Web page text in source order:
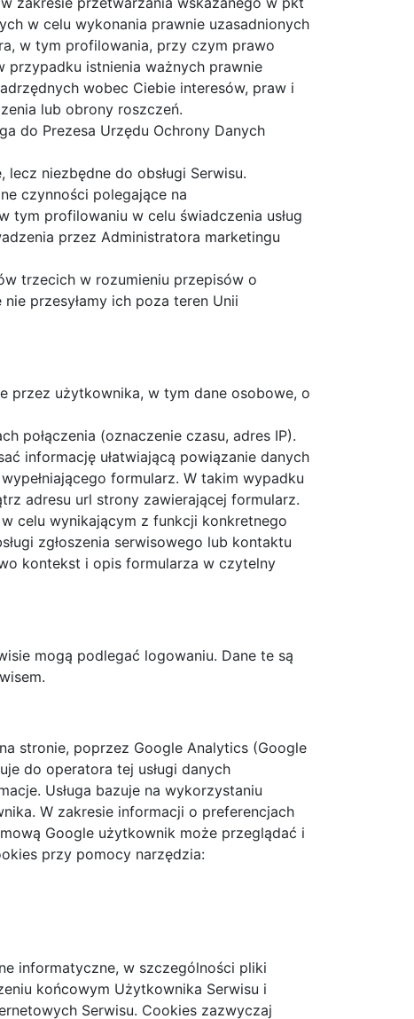
w celu wykonania prawnie uzasadnionych
w tym profilowania, przy czym prawo
przypadku istnienia ważnych prawnie
wobec Ciebie interesów, praw i
lub obrony roszczeń.
do Prezesa Urzędu Ochrony Danych
niezbędne do obsługi Serwisu.
czynności polegające na
tym profilowaniu w celu świadczenia usług
przez Administratora marketingu
trzecich w rozumieniu przepisów o
przesyłamy ich poza teren Unii
przez użytkownika, w tym dane osobowe, o
połączenia (oznaczenie czasu, adres IP).
informację ułatwiającą powiązanie danych
formularz. W takim wypadku
adresu url strony zawierającej formularz.
celu wynikającym z funkcji konkretnego
zgłoszenia serwisowego lub kontaktu
kontekst i opis formularza w czytelny
mogą podlegać logowaniu. Dane te są
stronie, poprzez Google Analytics (Google
do operatora tej usługi danych
Usługa bazuje na wykorzystaniu
W zakresie informacji o preferencjach
Google użytkownik może przeglądać i
przy pomocy narzędzia:
informatyczne, w szczególności pliki
końcowym Użytkownika Serwisu i
Serwisu. Cookies zazwyczaj